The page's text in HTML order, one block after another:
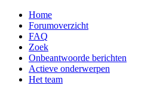
Home
Forumoverzicht
FAQ
Zoek
Onbeantwoorde berichten
Actieve onderwerpen
Het team